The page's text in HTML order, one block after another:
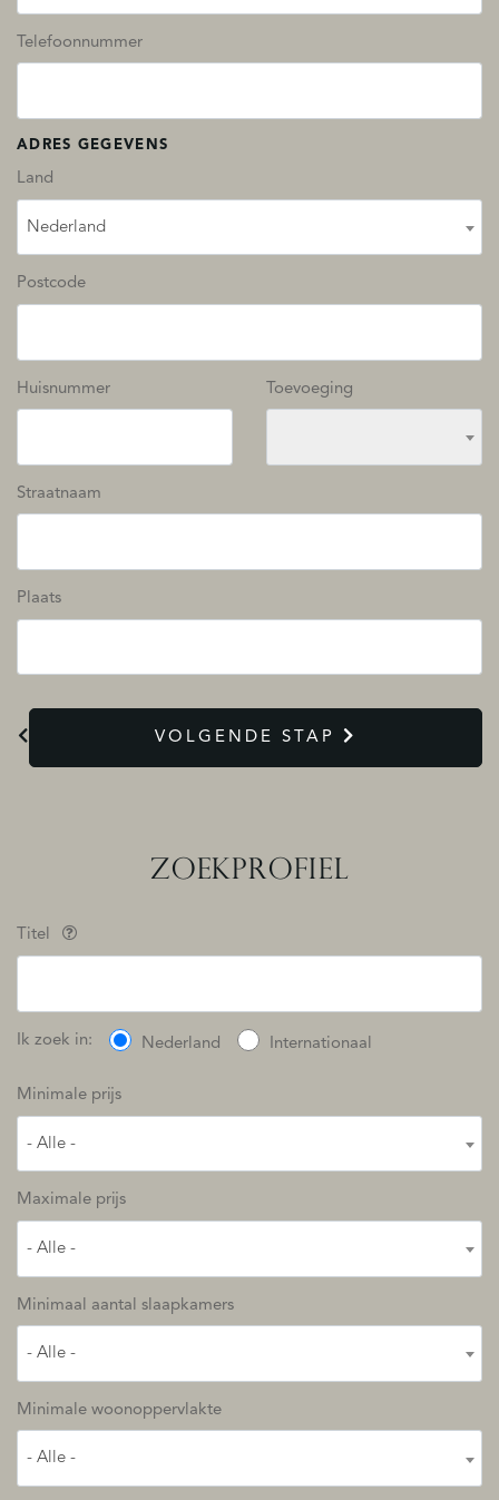
Telefoonnummer
ADRES GEGEVENS
Land
Nederland
Postcode
Huisnummer Toevoeging
Straatnaam
Plaats
VOLGENDE STAP
ZOEKPROFIEL
Titel
Ik zoek in: Nederland Internationaal
Minimale prijs
- Alle -
Maximale prijs
- Alle -
Minimaal aantal slaapkamers
- Alle -
Minimale woonoppervlakte
- Alle -